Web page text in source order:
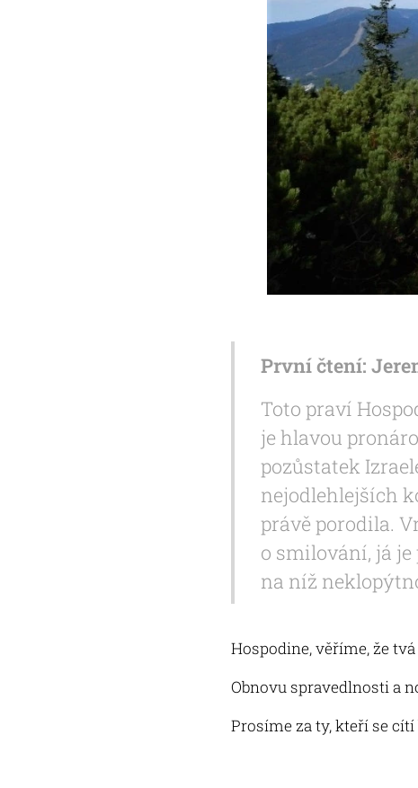
První čtení:
Toto praví
je hlavou
pozůstatek
nejodlehlejších
právě porodila.
o smilování, já je
na níž
Hospodine, věříme, že
Obnovu spravedlnosti a
Prosíme za ty, kteří se